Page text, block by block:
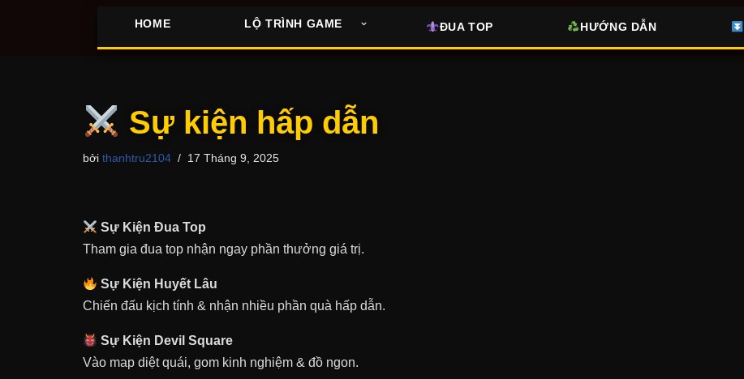
HOME LỘ TRÌNH GAME ĐUA TOP HƯỚNG DẪN
Sự kiện hấp dẫn
bởi thanhtru2104 17 Tháng 9, 2025
Sự Kiện Đua Top
Tham gia đua top nhận ngay phần thưởng giá trị.
Sự Kiện Huyết Lâu
Chiến đấu kịch tính & nhận nhiều phần quà hấp dẫn.
Sự Kiện Devil Square
Vào map diệt quái, gom kinh nghiệm & đồ ngon.